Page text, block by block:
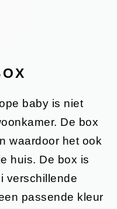
baby is niet
De box
waardoor het ook
huis. De box is
verschillende
passende kleur